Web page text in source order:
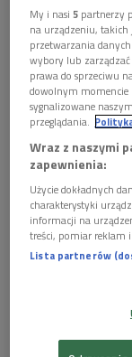
"Uwielbiam
- Wydawałoby
ale wcale tak nie
nocne marki -
Uwielbiam
drzemie w
polskich i różnych
ważnymi
żeby zebrać
najlepszym na to
jazzowa, która
muzyce -
My i nasi 5 partnerzy
na urządzeniu,
przetwarzania
wybory lub
prawa do sprzeciwu
dowolnym momencie
sygnalizowane
przeglądania.
Wraz z naszymi
zapewnienia:
Użycie dokładnych
charakterystyki
informacji na
treści, pomiar reklam i
Lista partnerów